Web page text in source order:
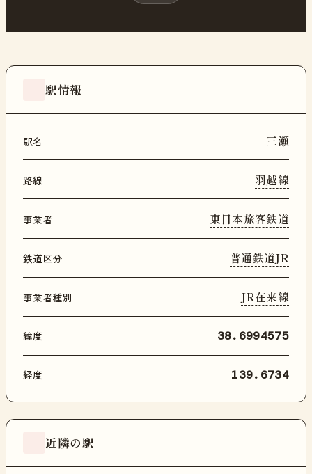
駅情報
駅名 三瀬
路線 羽越線
事業者 東日本旅客鉄道
鉄道区分 普通鉄道JR
事業者種別 JR在来線
緯度 38.6994575
経度 139.6734
近隣の駅